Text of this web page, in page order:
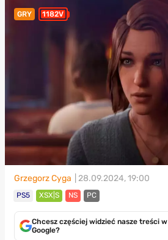
GRY 1182V
Grzegorz Cyga | 28.09.2024, 19:00
PS5 XSX|S NS PC
Chcesz częściej widzieć nasze treści w
Google?